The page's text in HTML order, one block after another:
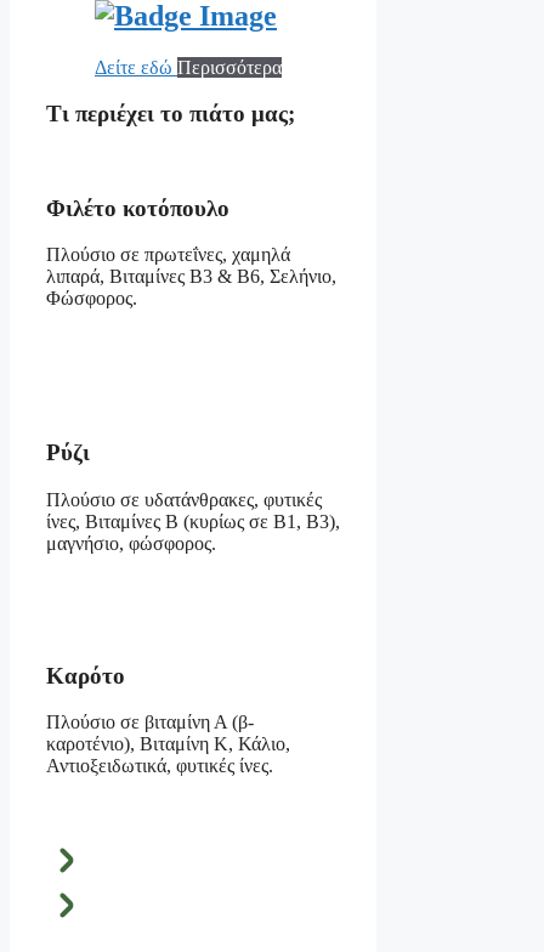
Δείτε εδώ Περισσότερα
Τι περιέχει το πιάτο μας;
Φιλέτο κοτόπουλο
Πλούσιο σε πρωτεΐνες, χαμηλά
λιπαρά, Βιταμίνες Β3 & Β6, Σελήνιο,
Φώσφορος.
Ρύζι
Πλούσιο σε υδατάνθρακες, φυτικές
ίνες, Βιταμίνες Β (κυρίως σε Β1, Β3),
μαγνήσιο, φώσφορος.
Καρότο
Πλούσιο σε βιταμίνη Α (β-
καροτένιο), Βιταμίνη Κ, Κάλιο,
Αντιοξειδωτικά, φυτικές ίνες.